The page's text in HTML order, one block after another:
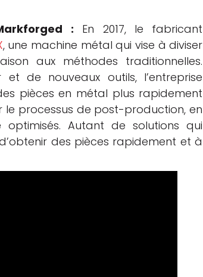
: En 2017, le fabricant
, une machine métal qui vise à diviser
aux méthodes traditionnelles.
de nouveaux outils, l’entreprise
pièces en métal plus rapidement
processus de post-production, en
Autant de solutions qui
des pièces rapidement et à